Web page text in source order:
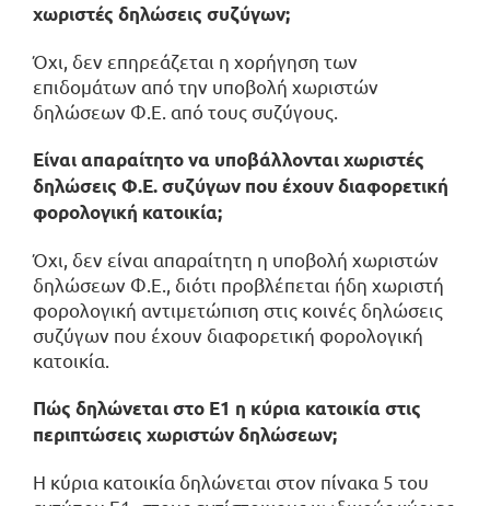
χωριστές δηλώσεις συζύγων;
Όχι, δεν επηρεάζεται η χορήγηση των
επιδομάτων από την υποβολή χωριστών
δηλώσεων Φ.Ε. από τους συζύγους.
Είναι απαραίτητο να υποβάλλονται χωριστές
δηλώσεις Φ.Ε. συζύγων που έχουν διαφορετική
φορολογική κατοικία;
Όχι, δεν είναι απαραίτητη η υποβολή χωριστών
δηλώσεων Φ.Ε., διότι προβλέπεται ήδη χωριστή
φορολογική αντιμετώπιση στις κοινές δηλώσεις
συζύγων που έχουν διαφορετική φορολογική
κατοικία.
Πώς δηλώνεται στο Ε1 η κύρια κατοικία στις
περιπτώσεις χωριστών δηλώσεων;
Η κύρια κατοικία δηλώνεται στον πίνακα 5 του